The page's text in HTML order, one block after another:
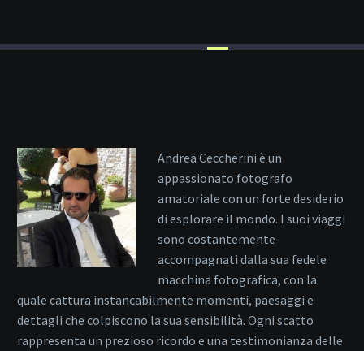
Andrea Ceccherini è un
appassionato fotografo
amatoriale con un forte desiderio
di esplorare il mondo. I suoi viaggi
sono costantemente
accompagnati dalla sua fedele
macchina fotografica, con la
quale cattura instancabilmente momenti, paesaggi e
dettagli che colpiscono la sua sensibilità. Ogni scatto
rappresenta un prezioso ricordo e una testimonianza delle